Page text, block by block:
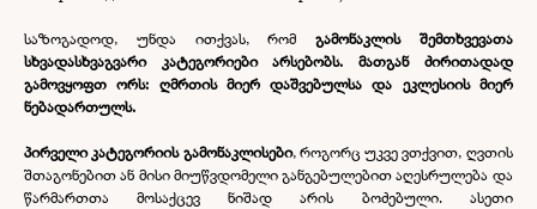
საზოგადოდ, უნდა ითქვას, რომ გამონაკლის შემთხვევათა
სხვადასხვაგვარი კატეგორიები არსებობს. მათგან ძირითადად
გამოვყოფთ ორს: ღმრთის მიერ დაშვებულსა და ეკლესიის მიერ
ნებადართულს.
პირველი კატეგორიის გამონაკლისები, როგორც უკვე ვთქვით, ღვთის
შთაგონებით ან მისი მიუწვდომელი განგებულებით აღესრულება და
წარმართთა მოსაქცევ ნიშად არის ბოძებული. ასეთი